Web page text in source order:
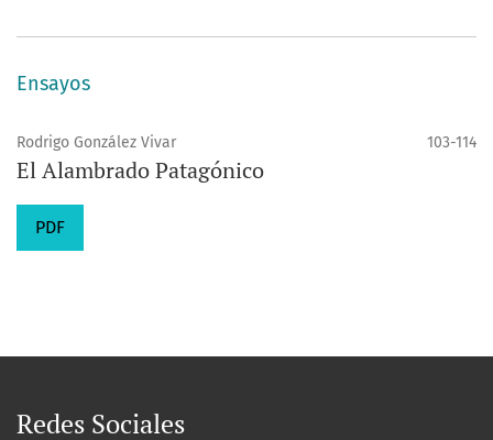
Ensayos
Rodrigo González Vivar 103-114
El Alambrado Patagónico
PDF
Redes Sociales